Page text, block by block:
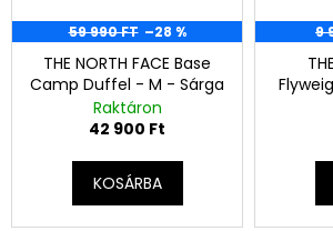
59 990 FT –28 %
THE NORTH FACE Base
Camp Duffel - M - Sárga
Raktáron
42 900 Ft
KOSÁRBA
9